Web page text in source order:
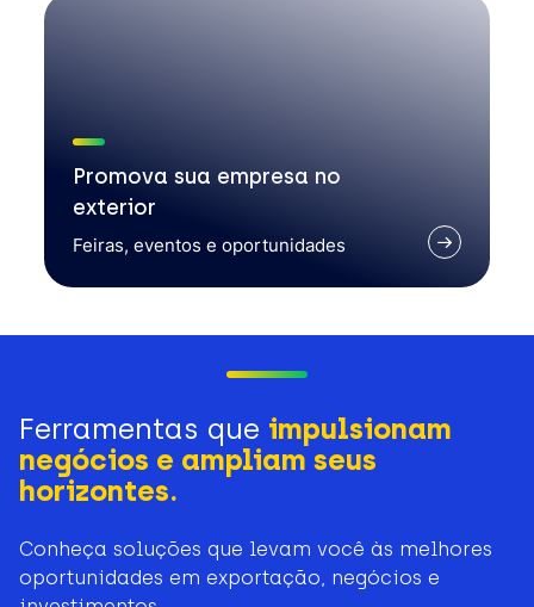
Promova sua empresa no
exterior
Feiras, eventos e oportunidades
Ferramentas que impulsionam
negócios e ampliam seus
horizontes.
Conheça soluções que levam você às melhores
oportunidades em exportação, negócios e